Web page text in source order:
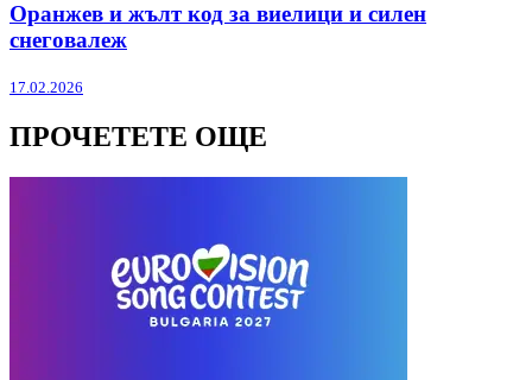
Оранжев и жълт код за виелици и силен
снеговалеж
17.02.2026
ПРОЧЕТЕТЕ ОЩЕ